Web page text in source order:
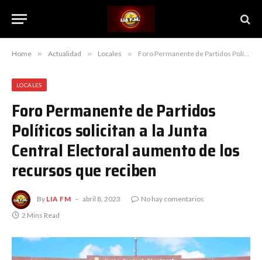
Home » Actualidad » Locales » Foro Permanente de Partidos Políticos solicitan a la Junta Central Electoral aumento de los recursos que reciben
LOCALES
Foro Permanente de Partidos
Políticos solicitan a la Junta
Central Electoral aumento de los
recursos que reciben
By LIA FM abril 8, 2023
No hay comentarios
2 Mins Read